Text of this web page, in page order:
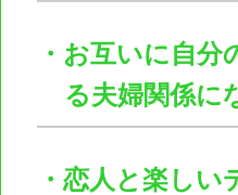
・お互いに自分
る夫婦関係に
・恋人と楽し